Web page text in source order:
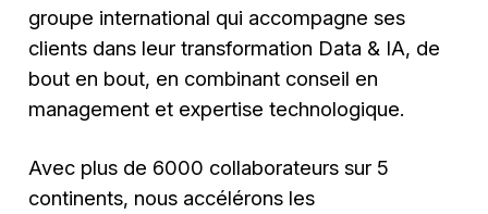
groupe international qui accompagne ses
clients dans leur transformation Data & IA, de
bout en bout, en combinant conseil en
management et expertise technologique.
Avec plus de 6000 collaborateurs sur 5
continents, nous accélérons les